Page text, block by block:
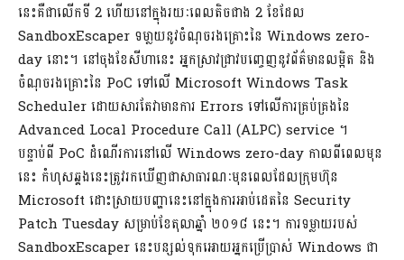
នេះគឺជាលើកទី 2 ហើយនៅក្នុងរយៈពេលតិចជាង 2 ខែដែល
SandboxEscaper ទមា្លយនូវចំណុចរងគ្រោះនៃ Windows zero-
day នោះ។ នៅចុងខែសីហានេះ អ្នកស្រាវជ្រាវបញ្ចេញនូវព័ត៌មានលម្អិត និង
ចំណុចរងគ្រោះនៃ PoC ទៅលើ Microsoft Windows Task
Scheduler​ ដោយសារតែវាមានការ Errors ទៅលើការគ្រប់គ្រងនៃ
Advanced Local Procedure Call (ALPC) service ។
បន្ទាប់ពី PoC ដំណើរការនៅលើ Windows zero-day កាលពីពេលមុន
នេះ កំហុសឆ្គងនេះត្រូវរកឃើញជាសាធារណៈមុនពេលដែលក្រុមហ៊ុន
Microsoft ដោះស្រាយបញ្ហានេះនៅក្នុងការអាប់ដេតនៃ Security
Patch Tuesday សម្រាប់ខែតុលាឆ្នាំ ២០១៨ នេះ។ ការទម្លាយរបស់
SandboxEscaper នេះបន្សល់ទុកអោយអ្នកប្រើប្រាស់ Windows ជា